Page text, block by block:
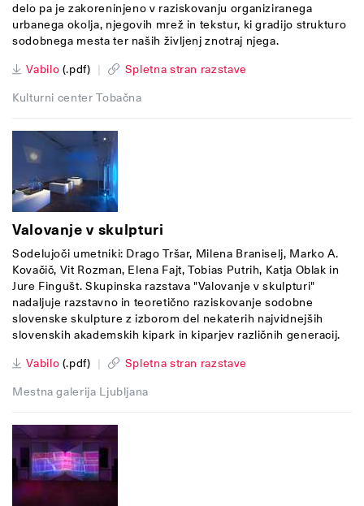
delo pa je zakoreninjeno v raziskovanju organiziranega
urbanega okolja, njegovih mrež in tekstur, ki gradijo strukturo
sodobnega mesta ter naših življenj znotraj njega.
Vabilo (.pdf) |
Spletna stran razstave
Kulturni center Tobačna
Valovanje v skulpturi
Sodelujoči umetniki: Drago Tršar, Milena Braniselj, Marko A.
Kovačič, Vit Rozman, Elena Fajt, Tobias Putrih, Katja Oblak in
Jure Fingušt. Skupinska razstava "Valovanje v skulpturi"
nadaljuje razstavno in teoretično raziskovanje sodobne
slovenske skulpture z izborom del nekaterih najvidnejših
slovenskih akademskih kipark in kiparjev različnih generacij.
Vabilo (.pdf) |
Spletna stran razstave
Mestna galerija Ljubljana